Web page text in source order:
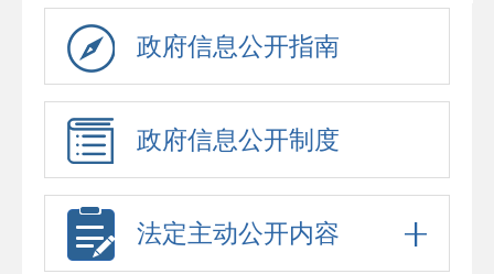
政府信息公开指南
政府信息公开制度
法定主动公开内容